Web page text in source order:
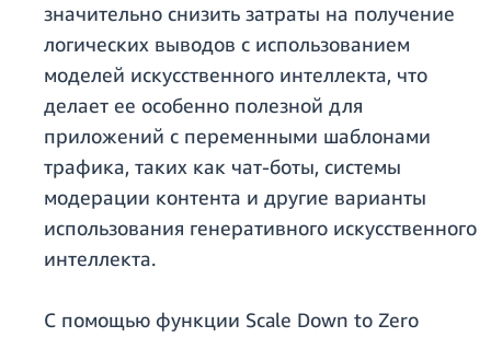
значительно снизить затраты на получение
логических выводов с использованием
моделей искусственного интеллекта, что
делает ее особенно полезной для
приложений с переменными шаблонами
трафика, таких как чат-боты, системы
модерации контента и другие варианты
использования генеративного искусственного
интеллекта.
С помощью функции Scale Down to Zero